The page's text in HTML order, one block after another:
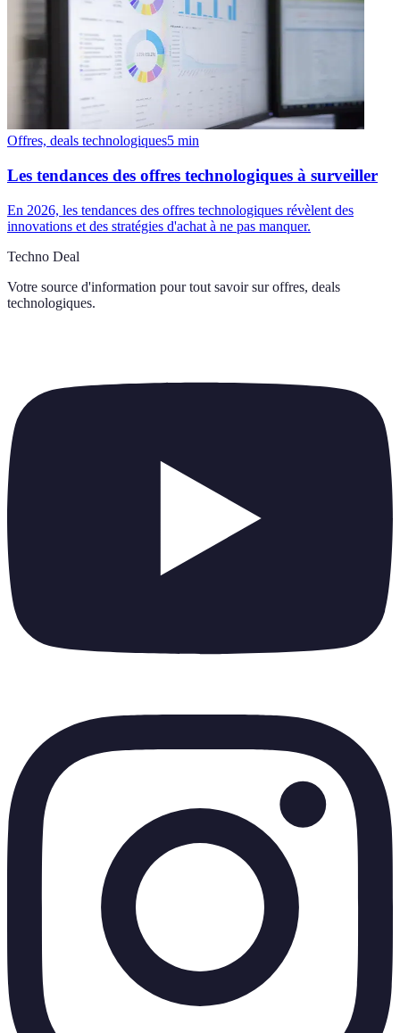
Offres, deals technologiques5 min
Les tendances des offres technologiques à surveiller
En 2026, les tendances des offres technologiques révèlent des
innovations et des stratégies d'achat à ne pas manquer.
Techno Deal
Votre source d'information pour tout savoir sur offres, deals
technologiques.